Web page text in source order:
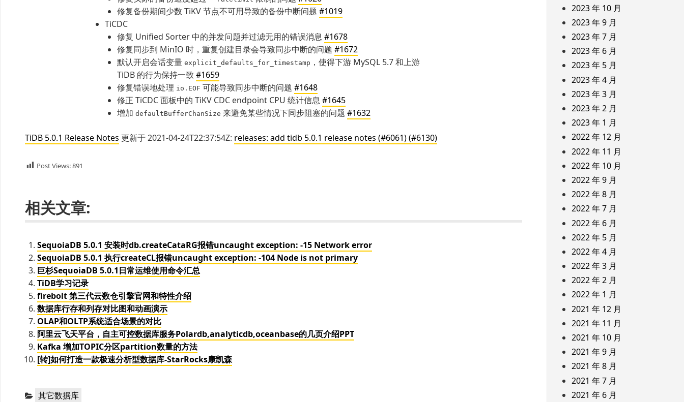
修复备份期间少数 TiKV 节点不可用导致的备份中断问题 #1019
TiCDC
修复 Unified Sorter 中的并发问题并过滤无用的错误消息 #1678
修复同步到 MinIO 时，重复创建目录会导致同步中断的问题 #1672
默认开启会话变量 explicit_defaults_for_timestamp ，使得下游 MySQL 5.7 和上游
TiDB 的行为保持一致#1659
修复错误地处理 io.EOF 可能导致同步中断的问题 #1648
修正 TiCDC 面板中的 TiKV CDC endpoint CPU 统计信息 #1645
增加 defaultBufferChanSize 来避免某些情况下同步阻塞的问题 #1632
TiDB 5.0.1 Release Notes 更新于 2021-04-24T22:37:54Z: releases: add tidb 5.0.1 release notes (#6061) (#6130)
Post Views:891
相关文章:
SequoiaDB 5.0.1 安装时db.createCataRG报错uncaught exception: -15 Network error
SequoiaDB 5.0.1 执行createCL报错uncaught exception: -104 Node is not primary
巨杉SequoiaDB 5.0.1日常运维使用命令汇总
TiDB学习记录
firebolt 第三代云数仓引擎官网和特性介绍
数据库行存和列存对比图和动画演示
OLAP和OLTP系统适合场景的对比
阿里云飞天平台，自主可控数据库服务Polardb,analyticdb,oceanbase的几页介绍PPT
Kafka 增加TOPIC分区partition数量的方法
[转]如何打造一款极速分析型数据库-StarRocks康凯森
分 其它数据库
2023 年 10 月
2023 年 9 月
2023 年 7 月
2023 年 6 月
2023 年 5 月
2023 年 4 月
2023 年 3 月
2023 年 2 月
2023 年 1 月
2022 年 12 月
2022 年 11 月
2022 年 10 月
2022 年 9 月
2022 年 8 月
2022 年 7 月
2022 年 6 月
2022 年 5 月
2022 年 4 月
2022 年 3 月
2022 年 2 月
2022 年 1 月
2021 年 12 月
2021 年 11 月
2021 年 10 月
2021 年 9 月
2021 年 8 月
2021 年 7 月
2021 年 6 月